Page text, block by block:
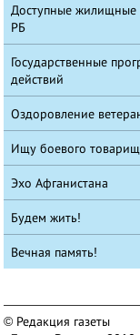
Доступные жилищные
РБ
Государственные
действий
Оздоровление
Ищу боевого
Эхо Афганистана
Будем жить!
Вечная память!
© Редакция газеты